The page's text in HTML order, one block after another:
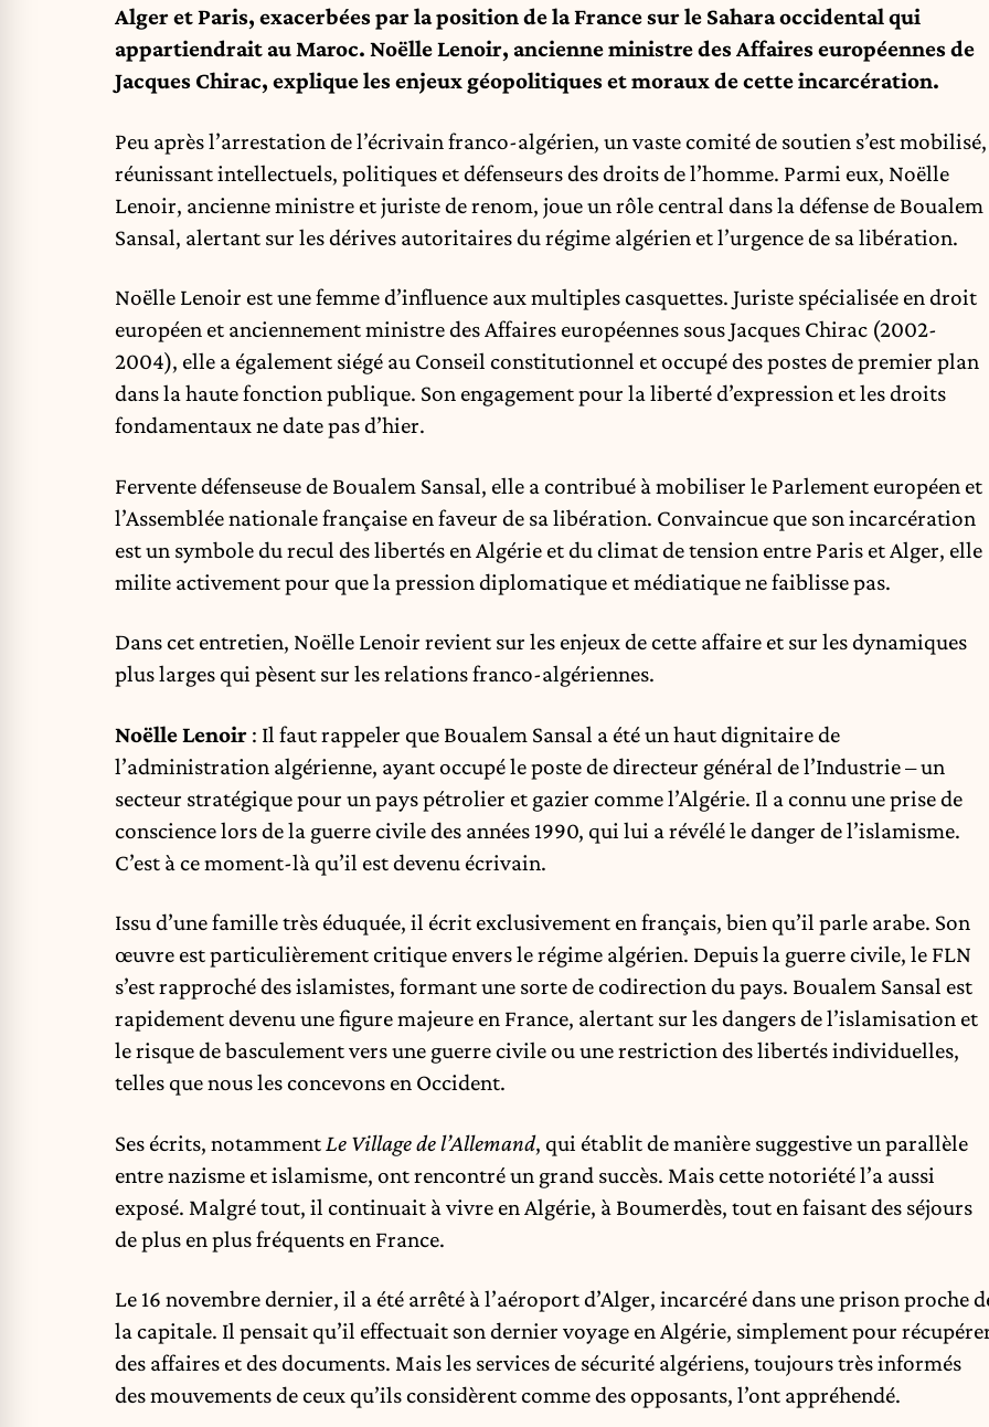
Alger et Paris, exacerbées par la position de la France sur le Sahara occidental qui
appartiendrait au Maroc. Noëlle Lenoir, ancienne ministre des Affaires européennes de
Jacques Chirac, explique les enjeux géopolitiques et moraux de cette incarcération.
Peu après l’arrestation de l’écrivain franco-algérien, un vaste comité de soutien s’est mobilisé,
réunissant intellectuels, politiques et défenseurs des droits de l’homme. Parmi eux, Noëlle
Lenoir, ancienne ministre et juriste de renom, joue un rôle central dans la défense de Boualem
Sansal, alertant sur les dérives autoritaires du régime algérien et l’urgence de sa libération.
Noëlle Lenoir est une femme d’influence aux multiples casquettes. Juriste spécialisée en droit
européen et anciennement ministre des Affaires européennes sous Jacques Chirac (2002-
2004), elle a également siégé au Conseil constitutionnel et occupé des postes de premier plan
dans la haute fonction publique. Son engagement pour la liberté d’expression et les droits
fondamentaux ne date pas d’hier.
Fervente défenseuse de Boualem Sansal, elle a contribué à mobiliser le Parlement européen et
l’Assemblée nationale française en faveur de sa libération. Convaincue que son incarcération
est un symbole du recul des libertés en Algérie et du climat de tension entre Paris et Alger, elle
milite activement pour que la pression diplomatique et médiatique ne faiblisse pas.
Dans cet entretien, Noëlle Lenoir revient sur les enjeux de cette affaire et sur les dynamiques
plus larges qui pèsent sur les relations franco-algériennes.
Noëlle Lenoir : Il faut rappeler que Boualem Sansal a été un haut dignitaire de
l’administration algérienne, ayant occupé le poste de directeur général de l’Industrie – un
secteur stratégique pour un pays pétrolier et gazier comme l’Algérie. Il a connu une prise de
conscience lors de la guerre civile des années 1990, qui lui a révélé le danger de l’islamisme.
C’est à ce moment-là qu’il est devenu écrivain.
Issu d’une famille très éduquée, il écrit exclusivement en français, bien qu’il parle arabe. Son
œuvre est particulièrement critique envers le régime algérien. Depuis la guerre civile, le FLN
s’est rapproché des islamistes, formant une sorte de codirection du pays. Boualem Sansal est
rapidement devenu une figure majeure en France, alertant sur les dangers de l’islamisation et
le risque de basculement vers une guerre civile ou une restriction des libertés individuelles,
telles que nous les concevons en Occident.
Ses écrits, notammentLe Village de l’Allemand, qui établit de manière suggestive un parallèle
entre nazisme et islamisme, ont rencontré un grand succès. Mais cette notoriété l’a aussi
exposé. Malgré tout, il continuait à vivre en Algérie, à Boumerdès, tout en faisant des séjours
de plus en plus fréquents en France.
Le 16 novembre dernier, il a été arrêté à l’aéroport d’Alger, incarcéré dans une prison proche
la capitale. Il pensait qu’il effectuait son dernier voyage en Algérie, simplement pour
des affaires et des documents. Mais les services de sécurité algériens, toujours très informés
des mouvements de ceux qu’ils considèrent comme des opposants, l’ont appréhendé.